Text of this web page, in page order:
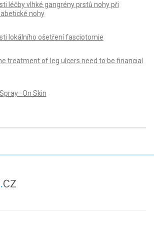
léčby vlhké gangrény prstů nohy při
nohy
lokálního ošetření fasciotomie
treatment of leg ulcers need to be financial
Skin